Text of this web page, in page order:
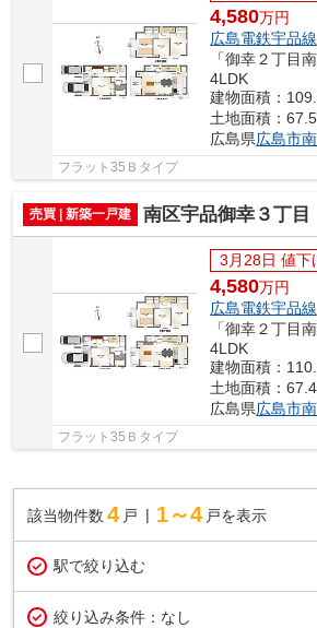
4,580万円
広島電鉄宇品線
4LDK
建物面積：
土地面積：
広島県広島市
フラット35Ｂタイプ
売買 | 新築一戸建 南区宇品御幸３丁目
3月28日 値下
4,580万円
広島電鉄宇品線
4LDK
建物面積：
土地面積：
広島県広島市
フラット35Ｂタイプ
該当物件数 4 戸 1～4 戸を表示
駅で絞り込む
絞り込み条件： なし